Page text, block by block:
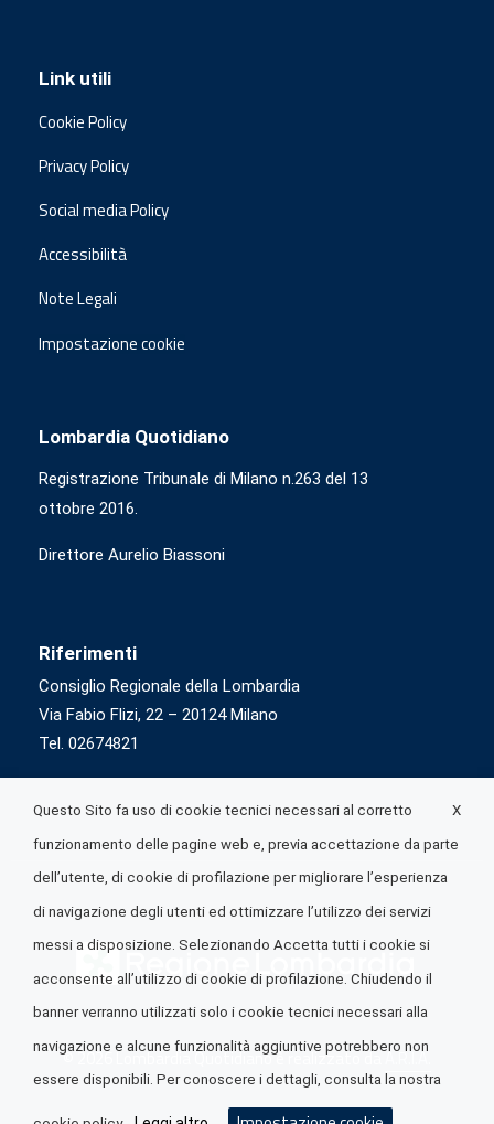
Link utili
Cookie Policy
Privacy Policy
Social media Policy
Accessibilità
Note Legali
Impostazione cookie
Lombardia Quotidiano
Registrazione Tribunale di Milano n.263 del 13
ottobre 2016.
Direttore Aurelio Biassoni
Riferimenti
Consiglio Regionale della Lombardia
Via Fabio Flizi, 22 – 20124 Milano
Tel. 02674821
© 2026 Lombardia Quotidiano è realizzato daA.R.I.A.
X
Questo Sito fa uso di cookie tecnici necessari al corretto
funzionamento delle pagine web e, previa accettazione da parte
dell’utente, di cookie di profilazione per migliorare l’esperienza
di navigazione degli utenti ed ottimizzare l’utilizzo dei servizi
messi a disposizione. Selezionando Accetta tutti i cookie si
acconsente all’utilizzo di cookie di profilazione. Chiudendo il
banner verranno utilizzati solo i cookie tecnici necessari alla
navigazione e alcune funzionalità aggiuntive potrebbero non
essere disponibili. Per conoscere i dettagli, consulta la nostra